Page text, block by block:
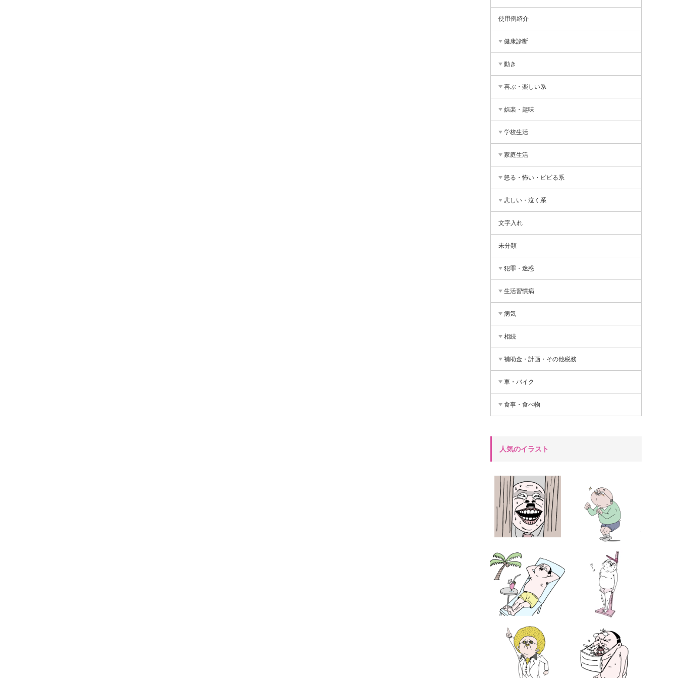
使用例紹介
健康診断
動き
喜ぶ・楽しい系
娯楽・趣味
学校生活
家庭生活
怒る・怖い・ビビる系
悲しい・泣く系
文字入れ
未分類
犯罪・迷惑
生活習慣病
病気
相続
補助金・計画・その他税務
車・バイク
食事・食べ物
人気のイラスト